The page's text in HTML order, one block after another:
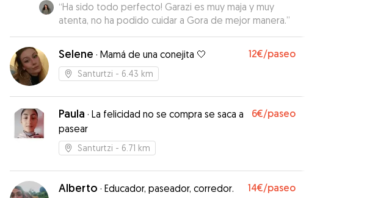
“Ha sido todo perfecto! Garazi es muy maja y muy
atenta, no ha podido cuidar a Gora de mejor manera.”
Selene · Mamá de una conejita 🤍 12€/paseo
Santurtzi - 6.43 km
Paula · La felicidad no se compra se saca a
pasear
6€/paseo
Santurtzi - 6.71 km
Alberto · Educador, paseador, corredor. 14€/paseo